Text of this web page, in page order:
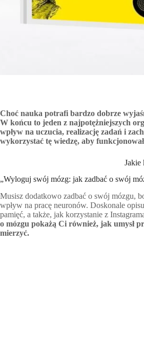
Choć nauka potrafi bardzo dobrze
W końcu to jeden z najpotężniejszych
wpływ na uczucia, realizację zadań i
wykorzystać tę wiedzę, aby
Jakie
„Wyloguj swój mózg: jak zadbać o swój
Musisz dodatkowo zadbać o swój mózgu,
wpływ na pracę neuronów. Doskonale
pamięć, a także, jak korzystanie z
o mózgu pokażą Ci również, jak umysł
mierzyć.